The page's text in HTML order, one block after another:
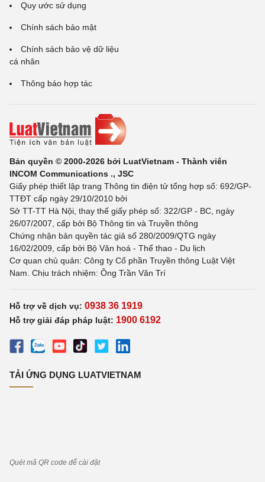
Quy ước sử dụng
Chính sách bảo mật
Chính sách bảo vệ dữ liệu
cá nhân
Thông báo hợp tác
Bản quyền © 2000-2026 bởi LuatVietnam - Thành viên
INCOM Communications ., JSC
Giấy phép thiết lập trang Thông tin điện tử tổng hợp số: 692/GP-
TTĐT cấp ngày 29/10/2010 bởi
Sở TT-TT Hà Nội, thay thế giấy phép số: 322/GP - BC, ngày
26/07/2007, cấp bởi Bộ Thông tin và Truyền thông
Chứng nhận bản quyền tác giả số 280/2009/QTG ngày
16/02/2009, cấp bởi Bộ Văn hoá - Thể thao - Du lịch
Cơ quan chủ quản: Công ty Cổ phần Truyền thông Luật Việt
Nam. Chịu trách nhiệm: Ông Trần Văn Trí
Hỗ trợ về dịch vụ: 0938 36 1919
Hỗ trợ giải đáp pháp luật: 1900 6192
TẢI ỨNG DỤNG LUATVIETNAM
Quét mã QR code để cài đặt